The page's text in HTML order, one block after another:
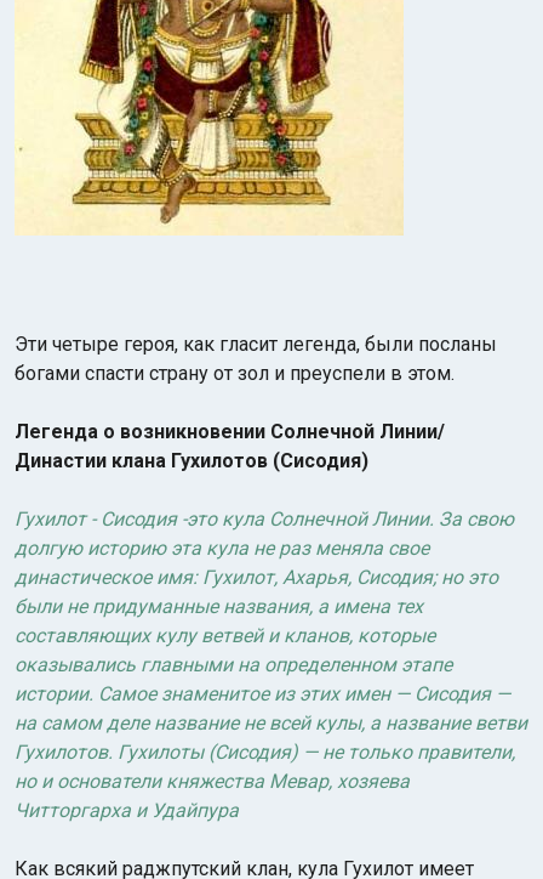
Эти четыре героя, как гласит легенда, были посланы
богами спасти страну от зол и преуспели в этом.
Легенда о возникновении Солнечной Линии/
Династии клана Гухилотов (Сисодия)
Гухилот - Сисодия -это кула Солнечной Линии. За свою
долгую историю эта кула не раз меняла свое
династическое имя: Гухилот, Ахарья, Сисодия; но это
были не придуманные названия, а имена тех
составляющих кулу ветвей и кланов, которые
оказывались главными на определенном этапе
истории. Самое знаменитое из этих имен — Сисодия —
на самом деле название не всей кулы, а название ветви
Гухилотов. Гухилоты (Сисодия) — не только правители,
но и основатели княжества Мевар, хозяева
Читторгарха и Удайпура
Как всякий раджпутский клан, кула Гухилот имеет